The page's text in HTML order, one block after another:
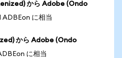
から Adobe (Ondo
ADBEon に相当
から Adobe (Ondo
に相当